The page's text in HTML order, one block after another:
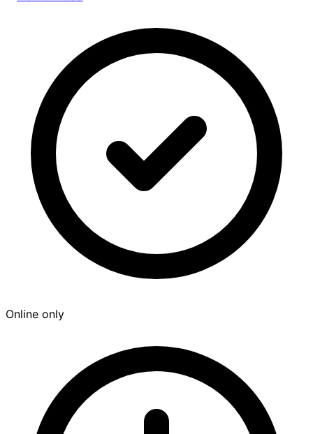
Online only